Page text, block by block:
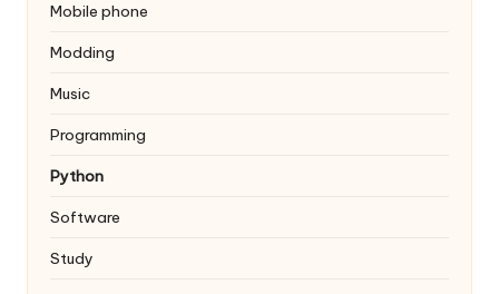
Mobile phone
Modding
Music
Programming
Python
Software
Study